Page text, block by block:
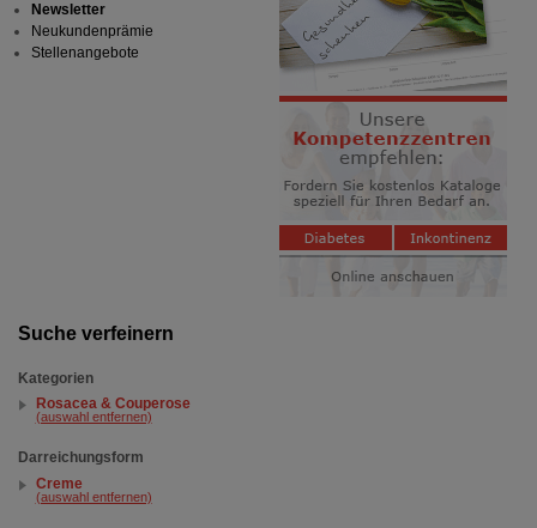
Suche verfeinern
Kategorien
Rosacea & Couperose
(auswahl entfernen)
Darreichungsform
Creme
(auswahl entfernen)
Newsletter
Neukundenprämie
Stellenangebote